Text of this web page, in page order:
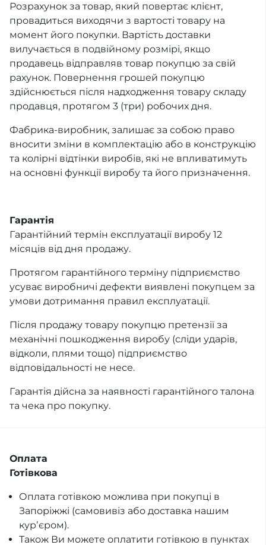
Розрахунок за товар, який повертає клієнт,
провадиться виходячи з вартості товару на
момент його покупки. Вартість доставки
вилучається в подвійному розмірі, якщо
продавець відправляв товар покупцю за свій
рахунок. Повернення грошей покупцю
здійснюється після надходження товару складу
продавця, протягом 3 (три) робочих дня.
Фабрика-виробник, залишає за собою право
вносити зміни в комплектацію або в конструкцію
та колірні відтінки виробів, які не впливатимуть
на основні функції виробу та його призначення.
Гарантія
Гарантійний термін експлуатації виробу 12
місяців від дня продажу.
Протягом гарантійного терміну підприємство
усуває виробничі дефекти виявлені покупцем за
умови дотримання правил експлуатації.
Після продажу товару покупцю претензії за
механічні пошкодження виробу (сліди ударів,
відколи, плями тощо) підприємство
відповідальності не несе.
Гарантія дійсна за наявності гарантійного талона
та чека про покупку.
Оплата
Готівкова
Оплата готівкою можлива при покупці в
Запоріжжі (самовивіз або доставка нашим
курʼєром).
Також Ви можете оплатити готівкою в пунктах